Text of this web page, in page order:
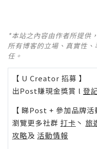
*本站之內容由作者所提供
所有博客的立場、真實性
任。
【 U Creator 招募 】
出Post賺現金獎賞 l 登
【 睇Post + 參加品牌活
瀏覽更多社群 打卡 丶 旅
攻略及 活動情報